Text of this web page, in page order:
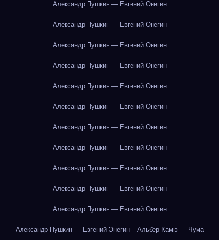
Александр Пушкин — Евгений Онегин
Александр Пушкин — Евгений Онегин
Александр Пушкин — Евгений Онегин
Александр Пушкин — Евгений Онегин
Александр Пушкин — Евгений Онегин
Александр Пушкин — Евгений Онегин
Александр Пушкин — Евгений Онегин
Александр Пушкин — Евгений Онегин
Александр Пушкин — Евгений Онегин
Александр Пушкин — Евгений Онегин
Александр Пушкин — Евгений Онегин
Александр Пушкин — Евгений Онегин Альбер Камю — Чума